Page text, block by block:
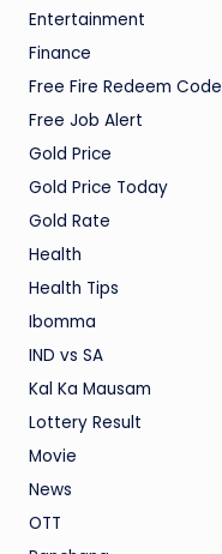
Entertainment
Finance
Free Fire Redeem Code
Free Job Alert
Gold Price
Gold Price Today
Gold Rate
Health
Health Tips
Ibomma
IND vs SA
Kal Ka Mausam
Lottery Result
Movie
News
OTT